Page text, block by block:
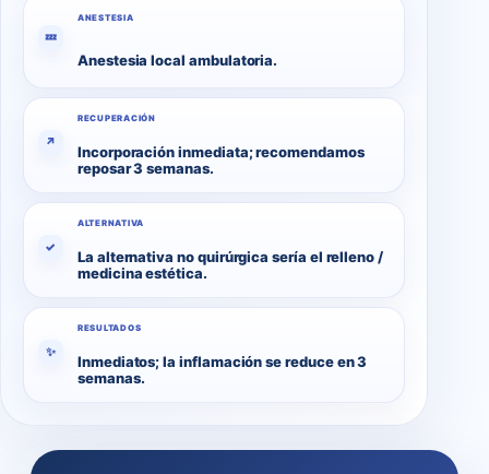
💤
ANESTESIA
Anestesia local ambulatoria.
↗
RECUPERACIÓN
Incorporación inmediata; recomendamos
reposar 3 semanas.
✓
ALTERNATIVA
La alternativa no quirúrgica sería el relleno /
medicina estética.
✨
RESULTADOS
Inmediatos; la inflamación se reduce en 3
semanas.